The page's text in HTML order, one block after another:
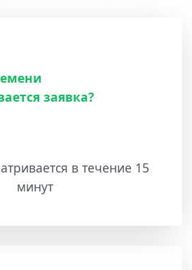
заявка?
в течение 15
минут